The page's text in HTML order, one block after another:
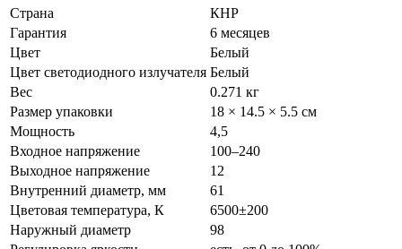
Страна
КНР
Гарантия
6 месяцев
Цвет
Белый
Цвет светодиодного излучателя Белый
Вес
0.271 кг
Размер упаковки
18 × 14.5 × 5.5 см
Мощность
4,5
Входное напряжение
100–240
Выходное напряжение
12
Внутренний диаметр, мм
61
Цветовая температура, К
6500±200
Наружный диаметр
98